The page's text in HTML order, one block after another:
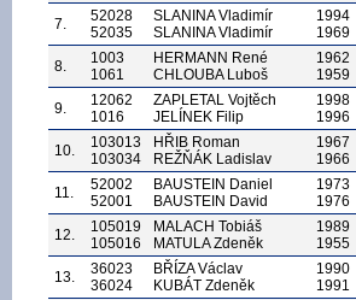
7.
52028
52035
SLANINA Vladimír
SLANINA Vladimír
1994
1969
8.
1003
1061
HERMANN René
CHLOUBA Luboš
1962
1959
9.
12062
1016
ZAPLETAL Vojtěch
JELÍNEK Filip
1998
1996
10.
103013
103034
HŘIB Roman
REŽŇÁK Ladislav
1967
1966
11.
52002
52001
BAUSTEIN Daniel
BAUSTEIN David
1973
1976
12.
105019
105016
MALACH Tobiáš
MATULA Zdeněk
1989
1955
13.
36023
36024
BŘÍZA Václav
KUBÁT Zdeněk
1990
1991